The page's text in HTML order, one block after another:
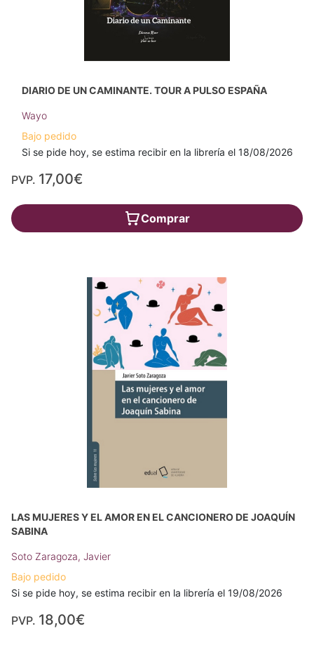
DIARIO DE UN CAMINANTE. TOUR A PULSO ESPAÑA
Wayo
Bajo pedido
Si se pide hoy, se estima recibir en la librería el 18/08/2026
PVP. 17,00€
Comprar
LAS MUJERES Y EL AMOR EN EL CANCIONERO DE JOAQUÍN
SABINA
Soto Zaragoza, Javier
Bajo pedido
Si se pide hoy, se estima recibir en la librería el 19/08/2026
PVP. 18,00€